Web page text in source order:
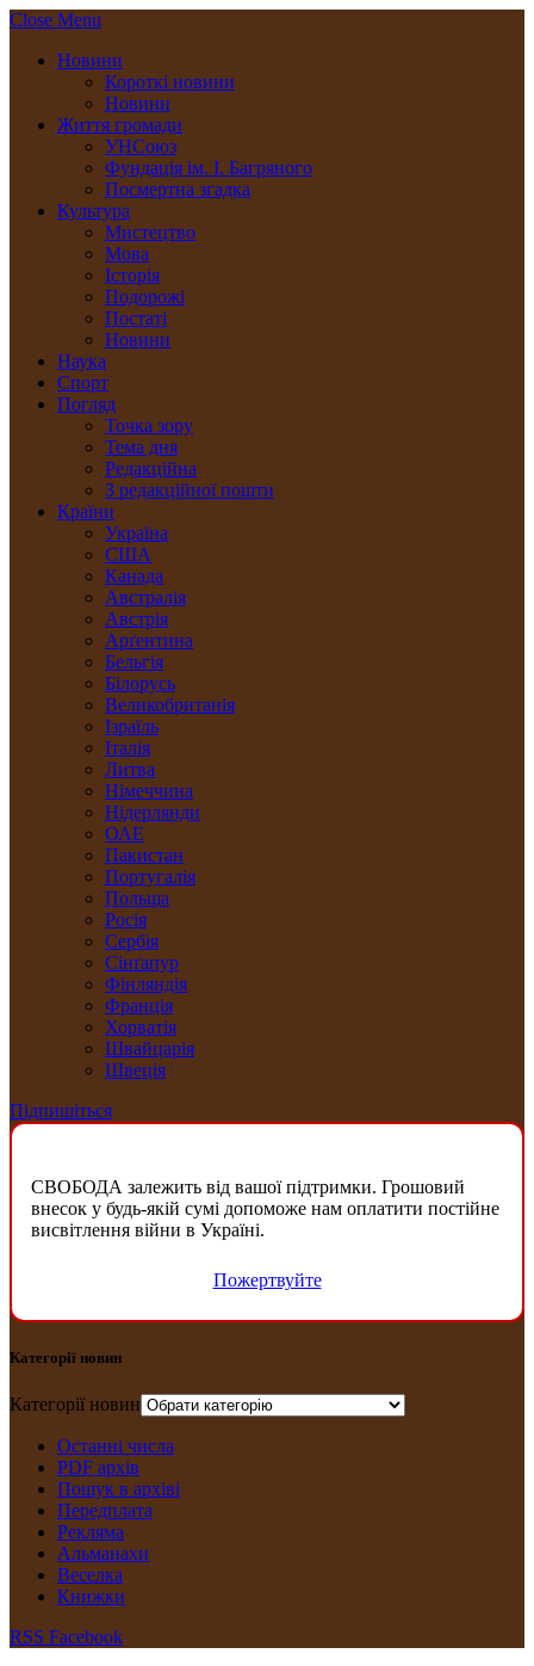
Close Menu
Новини
Короткі новини
Новини
Життя громади
УНСоюз
Фундація ім. І. Багряного
Посмертна згадка
Культура
Мистецтво
Мова
Історія
Подорожі
Постаті
Новини
Наука
Спорт
Погляд
Точка зору
Тема дня
Редакційна
З редакційної пошти
Країни
Україна
США
Канада
Австралія
Австрія
Арґентина
Бельгія
Білорусь
Великобританія
Ізраїль
Італія
Литва
Німеччина
Нідерлянди
ОАЕ
Пакистан
Португалія
Польща
Росія
Сербія
Сінґапур
Фінляндія
Франція
Хорватія
Швайцарія
Швеція
Підпишіться
СВОБОДА залежить від вашої підтримки. Грошовий
внесок у будь-якій сумі допоможе нам оплатити постійне
висвітлення війни в Україні.
Пожертвуйте
Категорії новин
Категорії новин
Останні числа
PDF архів
Пошук в архіві
Передплата
Рекляма
Альманахи
Веселка
Книжки
RSS Facebook